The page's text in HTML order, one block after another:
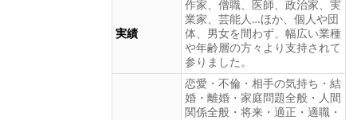
実績
作家、僧職、医師、政治家、実
業家、芸能人…ほか、個人や団
体、男女を間わず、幅広い業種
や年齢層の方々より支持されて
参りました。
恋愛・不倫・相手の気持ち・結
婚・離婚・家庭問題全般・人間
関係全般・将来・適正・適職・